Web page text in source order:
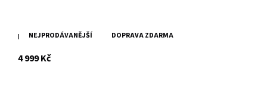
NEJPRODÁVANĚJŠÍ DOPRAVA ZDARMA
Kožená dámská bunda MWXanna
4 999 Kčs DPH